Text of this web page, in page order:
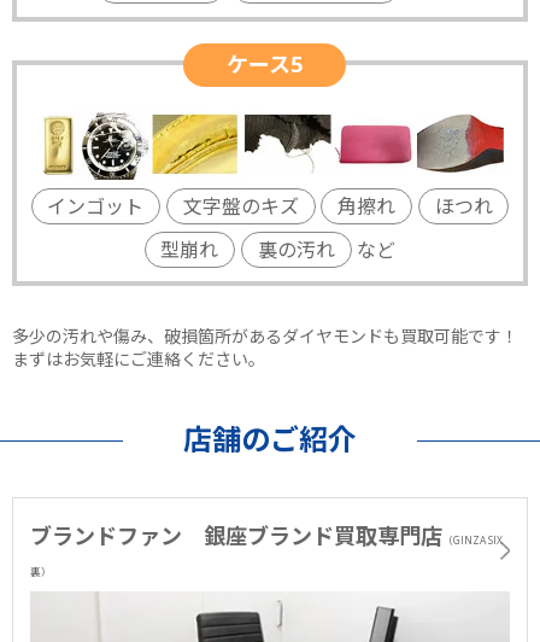
ケース5
インゴット 文字盤のキズ 角擦れ
ほつれ
型崩れ
裏の汚れ など
多少の汚れや傷み、破損箇所があるダイヤモンドも買取可能です！
まずはお気軽にご連絡ください。
店舗のご紹介
ブランドファン 銀座ブランド買取専門店 （GINZA SIX
裏）